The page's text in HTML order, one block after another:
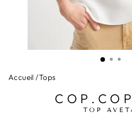
Accueil /Tops
TOP